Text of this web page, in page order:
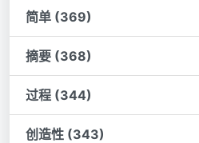
简单 (369)
摘要 (368)
过程 (344)
创造性 (343)